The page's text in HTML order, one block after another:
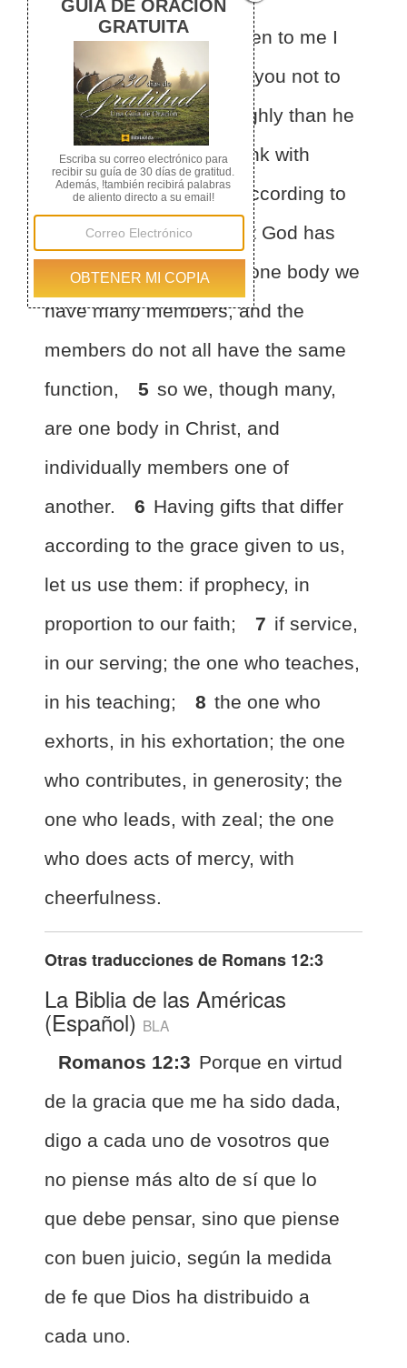
Forby the grace given to me I
say to everyone among you not to
think of himself more highly than he
ought to think, but to think with
sober judgment,each according to
the measure of faith that God has
assigned.
4 Foras in one body we
have many members,and the
members do not all have the same
function,
5 so we, though many,
are one body in Christ, and
individually members one of
another.
6 Having gifts that differ
according to the grace given to us,
let us use them: if prophecy, in
proportion to our faith;
7 if service,
in our serving; the one who teaches,
in his teaching;
8 the one who
exhorts, in his exhortation; the one
who contributes, in generosity; the
one who leads, with zeal; the one
who does acts of mercy, with
cheerfulness.
Otras traducciones de Romans 12:3
La Biblia de las Américas
(Español) BLA
Romanos 12:3 Porque en virtud
de la gracia que me ha sido dada,
digo a cada uno de vosotros que
no piense más alto de sí que lo
que debe pensar, sino que piense
con buen juicio, según la medida
de fe que Dios ha distribuido a
cada uno.